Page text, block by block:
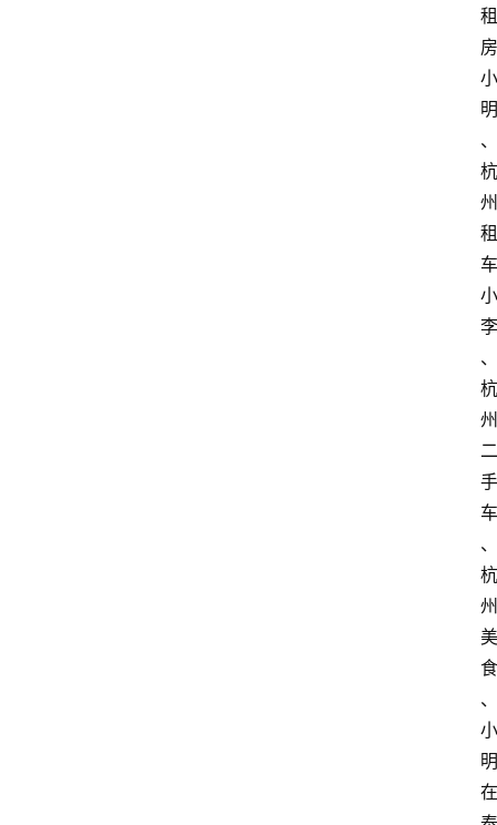
租
房
小
明
、
杭
州
租
车
小
李
、
杭
州
二
手
车
、
杭
州
美
食
、
小
明
在